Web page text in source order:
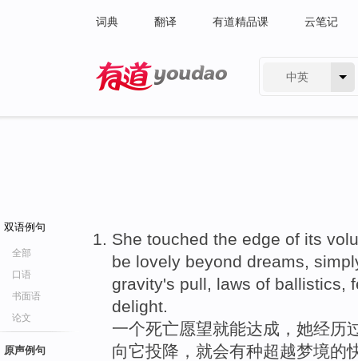
词典 翻译 有道精品课 云笔记
中英
双语例句
全部
口语
书面语
论文
原声例句
She touched the edge of its
be lovely beyond dreams,
gravity's pull, laws of ballistics,
delight.
一个死亡愿望就能达成，她经历
向它投降，就会有种超越梦境的